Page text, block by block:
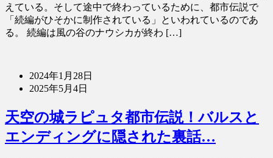
えている。そして途中で終わっているために、都市伝説で
「続編がひそかに制作されている」といわれているのであ
る。 続編は風の谷のナウシカが終わ […]
2024年1月28日
2025年5月4日
天空の城ラピュタ都市伝説！バルスと
エンディングに隠された裏話…